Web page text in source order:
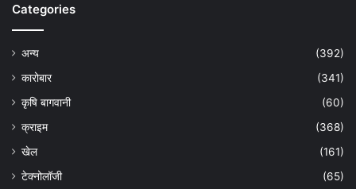
Categories
अन्य
(392)
कारोबार
(341)
कृषि बागवानी
(60)
क्राइम
(368)
खेल
(161)
टेक्नोलॉजी
(65)